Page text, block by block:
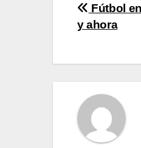
Post
Fútbol
y ahora